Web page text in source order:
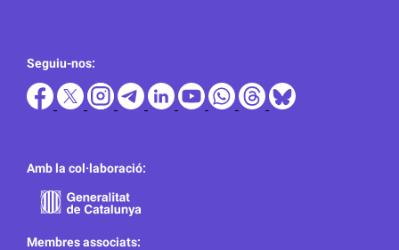
Seguiu-nos:
Amb la col·laboració:
Membres associats: